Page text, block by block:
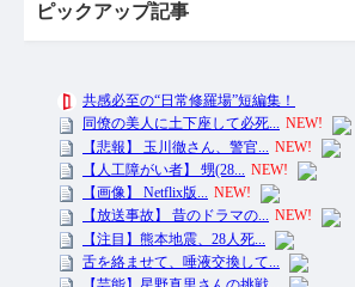
ピックアップ記事